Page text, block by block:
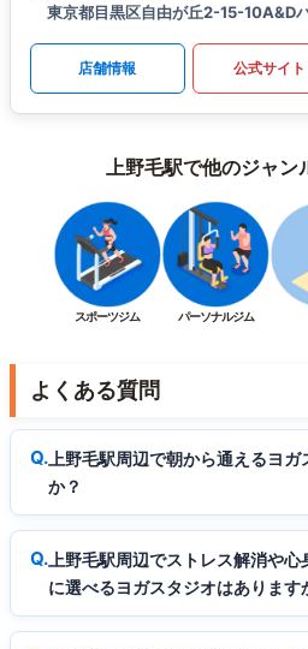
東京都目黒区自由が丘2-15-10A&D
店舗情報 公式サイト
上野毛駅で他のジャ
スポーツジム パーソナルジム
よくある質問
上野毛駅周辺で朝から通えるヨ
か？
上野毛駅周辺でストレス解消や
に選べるヨガスタジオはあります